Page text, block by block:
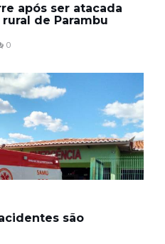
após ser atacada
de Parambu
0
são